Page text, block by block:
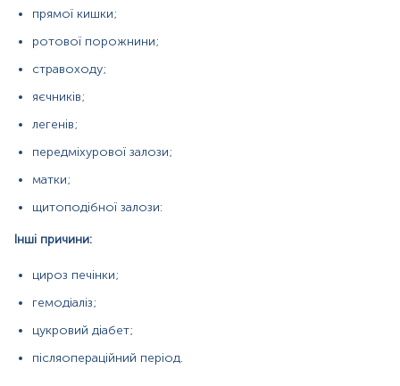
післяопераційний період.
Причини зниження рівня:
висока ймовірність відсутності
епітеліальноклітинних пухлин;
ремісія онкологічного захворювання;
ефективність лікування.
Матеріал
Парафінові блоки
Одиниці вимірювання, референтні значення та діапазон
вимірювань можуть змінюватися у відповідності до зміни
тест-систем.
прямої кишки;
ротової порожнини;
стравоходу;
яєчників;
легенів;
передміхурової залози;
матки;
щитоподібної залози:
Інші причини:
цироз печінки;
гемодіаліз;
цукровий діабет;
післяопераційний період.